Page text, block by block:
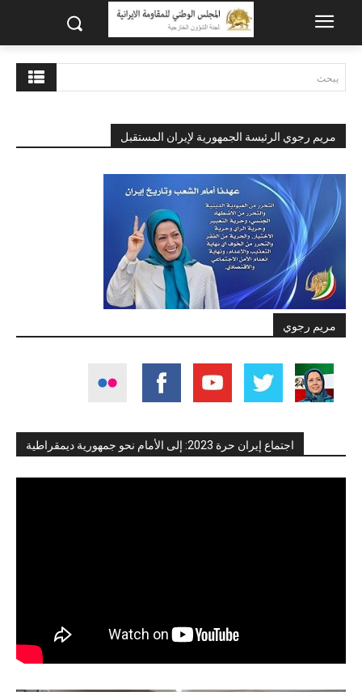
يبحث
مريم رجوي الرئيسة الجمهورية لإيران المستقبل
مريم رجوي
اجتماع إيران حرة 2023: إلى الأمام نحو جمهورية ديمقراطية